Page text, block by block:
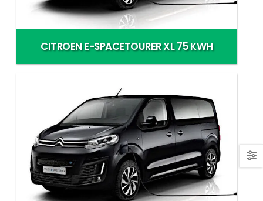
CITROEN E-SPACETOURER XL 75 KWH